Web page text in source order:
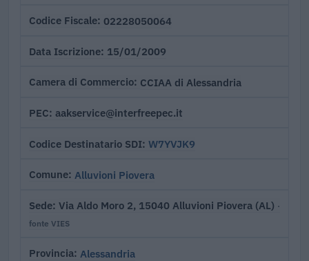
Codice Fiscale 02228050064
Data Iscrizione 15/01/2009
Camera di Commercio CCIAA di Alessandria
PEC aakservice@interfreepec.it
Codice Destinatario SDI W7YVJK9
Comune Alluvioni Piovera
Sede Via Aldo Moro 2, 15040 Alluvioni Piovera (AL) ·
fonte VIES
Provincia Alessandria